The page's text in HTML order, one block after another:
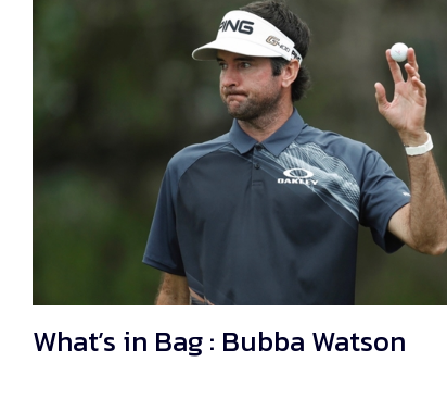
What’s in Bag : Bubba Watson